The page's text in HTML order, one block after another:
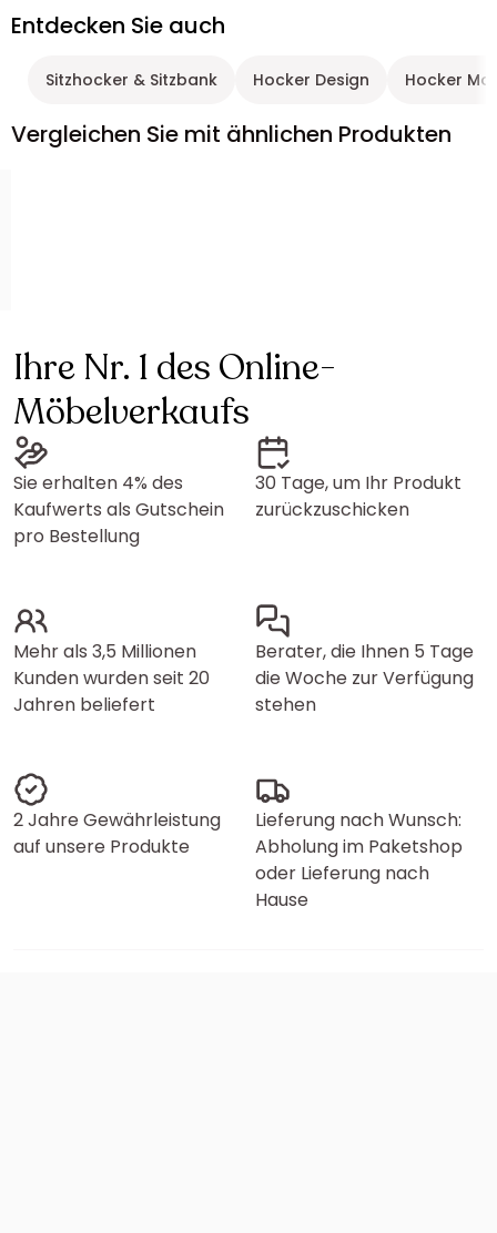
Entdecken Sie auch
Sitzhocker & Sitzbank Hocker Design Hocker
Vergleichen Sie mit ähnlichen Produkten
Ihre Nr. 1 des Online-
Möbelverkaufs
Sie erhalten 4% des
Kaufwerts als Gutschein
pro Bestellung
30 Tage, um Ihr Produkt
zurückzuschicken
Mehr als 3,5 Millionen
Kunden wurden seit 20
Jahren beliefert
Berater, die Ihnen 5 Tage
die Woche zur Verfügung
stehen
2 Jahre Gewährleistung
auf unsere Produkte
Lieferung nach Wunsch:
Abholung im Paketshop
oder Lieferung nach
Hause